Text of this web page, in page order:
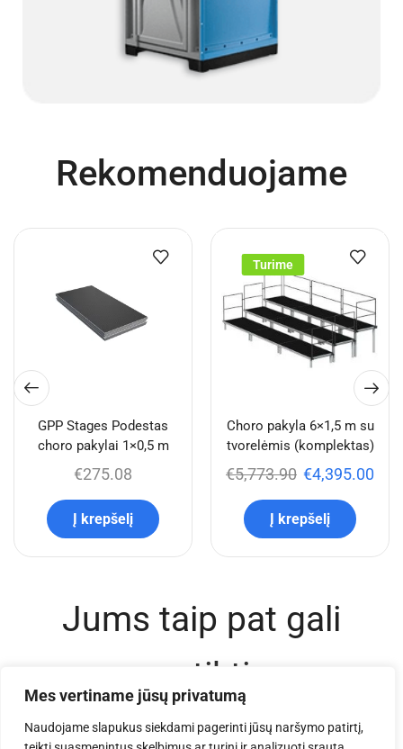
Mes vertiname jūsų privatumą
Naudojame slapukus siekdami pagerinti jūsų naršymo patirtį,
Rekomenduojame
GPP Stages Podestas
choro pakylai 1×0,5 m
€275.08
Į krepšelį
Turime
Choro pakyla 6×1,5 m su
tvorelėmis (komplektas)
€5,773.90 €4,395.00
Į krepšelį
Jums taip pat gali
patikti